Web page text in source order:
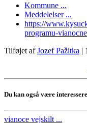
Kommune ...
Meddelelser ...
https://
programu-
Tilføjet afJozef Pažitka |
Du kan også være
vianoce vejskilt ...